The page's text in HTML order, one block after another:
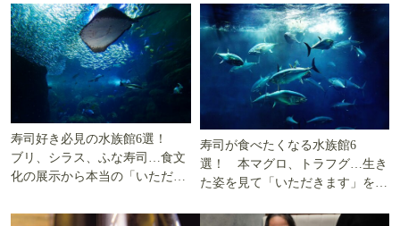
寿司好き必見の水族館6選！
ブリ、シラス、ふな寿司…食文
化の展示から本当の「いただき
寿司が食べたくなる水族館6
選！ 本マグロ、トラフグ…生き
た姿を見て「いただきます」を考